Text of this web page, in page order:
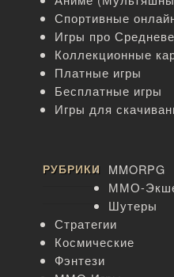
Спортивные
Игры про
Коллекционные
Платные игры
Бесплатные игры
Игры для
РУБРИКИ MMORPG
ММО-
Шутеры
Стратегии
Космические
Фэнтези